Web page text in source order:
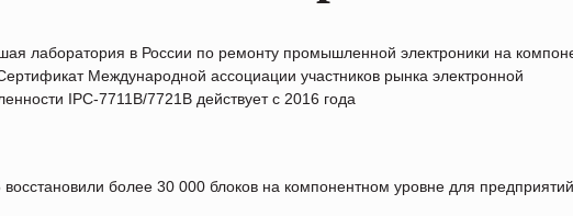
лаборатория в России по ремонту промышленной электроники на
Международной ассоциации участников рынка электронной
IPC-7711B/7721B действует с 2016 года
более 30 000 блоков на компонентном уровне для